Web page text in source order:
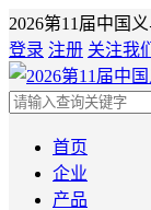
2026第11届中国
登录 注册 关注我们
首页
企业
产品